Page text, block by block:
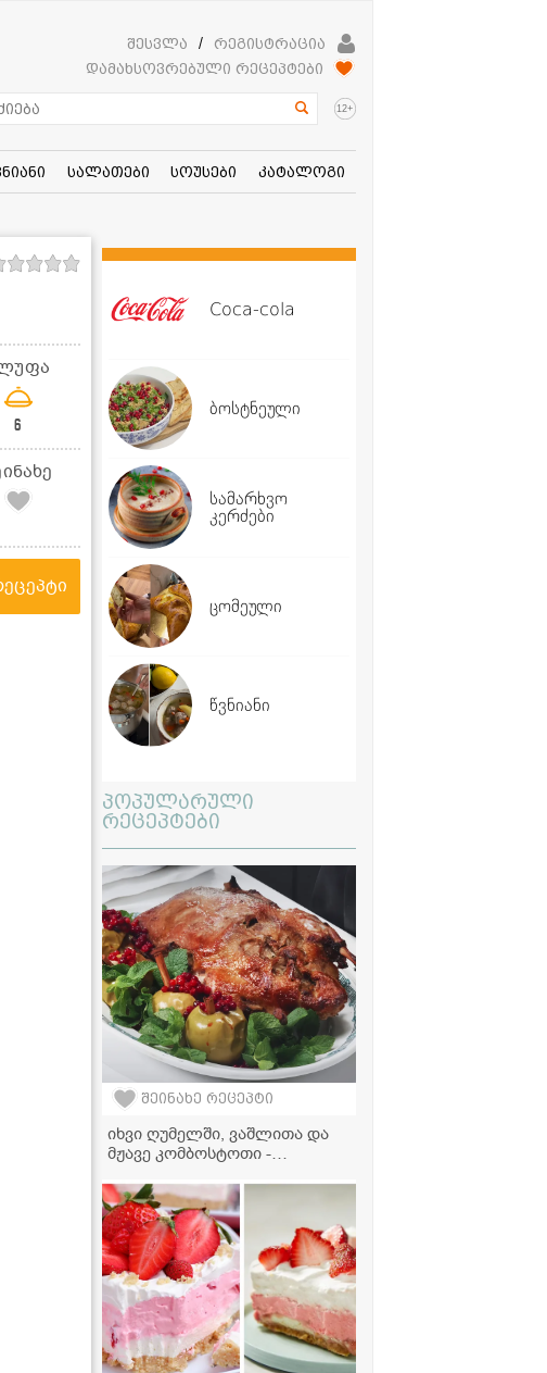
შესვლა /
რეგისტრაცია
დამახსოვრებული რეცეპტები
12+
სალათები სოუსები კატალოგი
6
Coca-cola
ბოსტნეული
სამარხვო
კერძები
ცომეული
წვნიანი
პოპულარული
რეცეპტები
შეინახე რეცეპტი
იხვი ღუმელში, ვაშლითა და
მჟავე კომბოსტოთი -
კერძი